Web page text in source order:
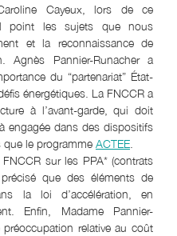
Cayeux, lors de ce
point les sujets que nous
et la reconnaissance de
Agnès Pannier-Runacher a
du “partenariat” État-
énergétiques. La FNCCR a
à l’avant-garde, qui doit
engagée dans des dispositifs
que le programme ACTEE
sur les PPA* (contrats
que des éléments de
la loi d’accélération, en
Enfin, Madame Pannier-
relative au coût